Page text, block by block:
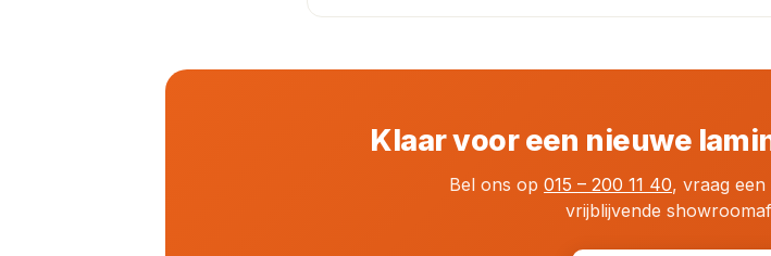
Klaar voor een nieuwe
Bel ons op 015 – 200 11 40, vraag
vrijblijvende